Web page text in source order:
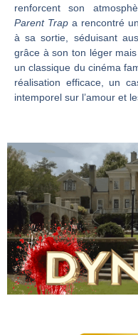
renforcent son
Parent Trap a rencontré
à sa sortie, séduisant
grâce à son ton léger
un classique du cinéma
réalisation efficace, un
intemporel sur l’amour et